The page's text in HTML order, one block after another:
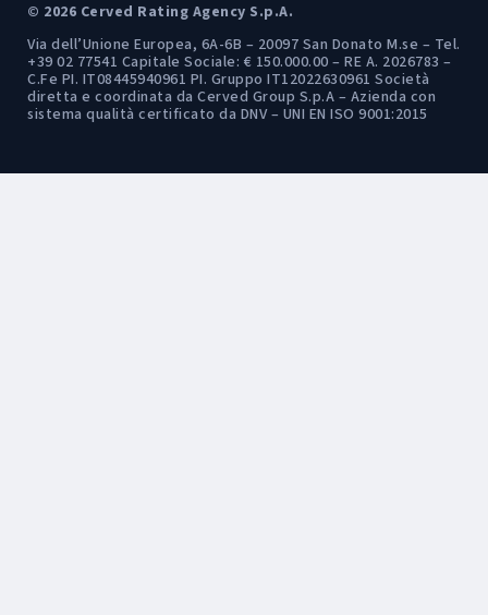
© 2026 Cerved Rating Agency S.p.A.
Via dell’Unione Europea, 6A-6B – 20097 San Donato M.se – Tel.
+39 02 77541 Capitale Sociale: € 150.000.00 – RE A. 2026783 –
C.Fe PI. IT08445940961 PI. Gruppo IT12022630961 Società
diretta e coordinata da Cerved Group S.p.A – Azienda con
sistema qualità certificato da DNV – UNI EN ISO 9001:2015